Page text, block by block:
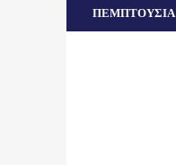
ΠΕΜΠΤΟΥΣΙΑ